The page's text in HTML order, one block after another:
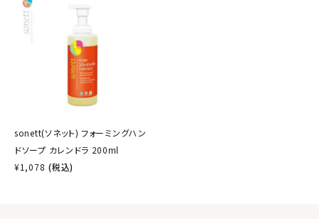
sonett(ソネット) フォーミングハン
ドソープ カレンドラ 200ml
¥1,078 (税込)